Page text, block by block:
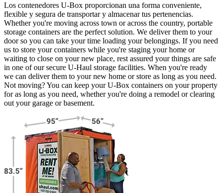
Los contenedores U-Box proporcionan una forma conveniente,
flexible y segura de transportar y almacenar tus pertenencias.
Whether you're moving across town or across the country, portable
storage containers are the perfect solution. We deliver them to your
door so you can take your time loading your belongings. If you need
us to store your containers while you're staging your home or
waiting to close on your new place, rest assured your things are safe
in one of our secure U-Haul storage facilities. When you're ready
we can deliver them to your new home or store as long as you need.
Not moving? You can keep yourU-Box containers on your property
for as long as you need, whether you're doing a remodel or clearing
out your garage or basement.